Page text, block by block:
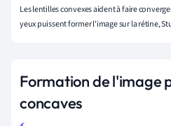
Les lentilles convexes aident à faire
yeux puissent former l'image sur la rétine,
Formation de l'image
concaves